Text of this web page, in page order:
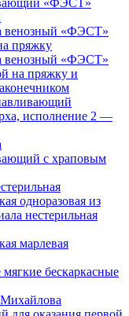
«ФЭСТ»
венозный «ФЭСТ»
пряжку
венозный «ФЭСТ»
на пряжку и
исполнение 2 —
с храповым
одноразовая из
нестерильная
марлевая
бескаркасные